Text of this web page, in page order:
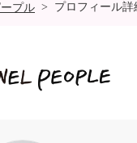
ープル > プロフィール詳